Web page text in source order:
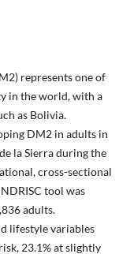
represents one of
in the world, with a
as Bolivia.
DM2 in adults in
la Sierra during the
cross-sectional
tool was
adults.
lifestyle variables
23.1% at slightly